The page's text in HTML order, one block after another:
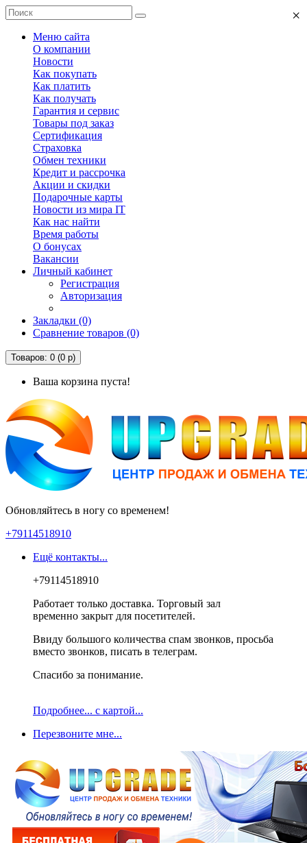
Меню сайта
О компании
Новости
Как покупать
Как платить
Как получать
Гарантия и сервис
Товары под заказ
Сертификация
Страховка
Обмен техники
Кредит и рассрочка
Акции и скидки
Подарочные карты
Новости из мира IT
Как нас найти
Время работы
О бонусах
Вакансии
Личный кабинет
Регистрация
Авторизация
Закладки (0)
Сравнение товаров (0)
Товаров: 0 (0 р)
Ваша корзина пуста!
Обновляйтесь в ногу со временем!
+79114518910
Ещё контакты...
×
+79114518910
Работает только доставка. Торговый зал
временно закрыт для посетителей.
Ввиду большого количества спам звонков, просьба
вместо звонков, писать в телеграм.
Спасибо за понимание.
Подробнее... с картой...
Перезвоните мне...